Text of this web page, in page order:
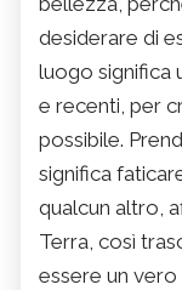
desiderare di
luogo significa
e recenti, per
possibile.
significa
qualcun altro,
Terra, così
essere un